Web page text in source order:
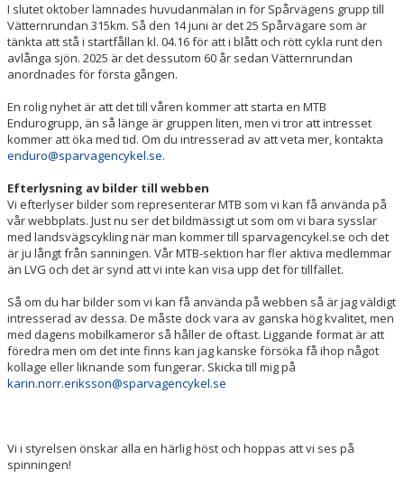
I slutet oktober lämnades huvudanmälan in för Spårvägens grupp till
Vätternrundan 315km. Så den 14 juni är det 25 Spårvägare som är
tänkta att stå i startfållan kl. 04.16 för att i blått och rött cykla runt den
avlånga sjön. 2025 är det dessutom 60 år sedan Vätternrundan
anordnades för första gången.
En rolig nyhet är att det till våren kommer att starta en MTB
Endurogrupp, än så länge är gruppen liten, men vi tror att intresset
kommer att öka med tid. Om du intresserad av att veta mer, kontakta
enduro@sparvagencykel.se.
Efterlysning av bilder till webben
Vi efterlyser bilder som representerar MTB som vi kan få använda på
vår webbplats. Just nu ser det bildmässigt ut som om vi bara sysslar
med landsvägscykling när man kommer till sparvagencykel.se och det
är ju långt från sanningen. Vår MTB-sektion har fler aktiva medlemmar
än LVG och det är synd att vi inte kan visa upp det för tillfället.
Så om du har bilder som vi kan få använda på webben så är jag väldigt
intresserad av dessa. De måste dock vara av ganska hög kvalitet, men
med dagens mobilkameror så håller de oftast. Liggande format är att
föredra men om det inte finns kan jag kanske försöka få ihop något
kollage eller liknande som fungerar. Skicka till mig på
karin.norr.eriksson@sparvagencykel.se
Vi i styrelsen önskar alla en härlig höst och hoppas att vi ses på
spinningen!